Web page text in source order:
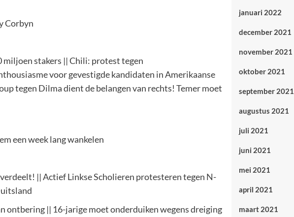
Corbyn
miljoen stakers || Chili: protest tegen
voor gevestigde kandidaten in Amerikaanse
tegen Dilma dient de belangen van rechts! Temer moet
een week lang wankelen
|| Actief Linkse Scholieren protesteren tegen N-
ontbering || 16-jarige moet onderduiken wegens dreiging
januari 2022
december 2021
november 2021
oktober 2021
september 2021
augustus 2021
juli 2021
juni 2021
mei 2021
april 2021
maart 2021